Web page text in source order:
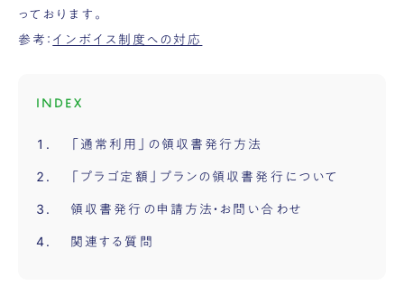
っております。
参考： インボイス制度への対応
INDEX
「通常利用」の領収書発行方法
「プラゴ定額」プランの領収書発行について
領収書発行の申請方法・お問い合わせ
関連する質問